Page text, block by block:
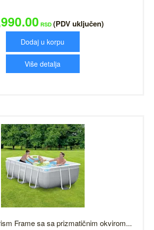
RSD (PDV uključen)
Dodaj u korpu
Više detalja
Frame sa sa prizmatičnim okvirom...